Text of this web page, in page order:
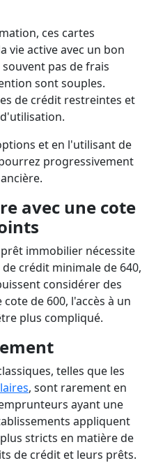
ces cartes
vie active avec un bon
pas de frais
sont souples.
de crédit restreintes et
et en l'utilisant de
progressivement
avec une cote
immobilier nécessite
crédit minimale de 640,
considérer des
cote de 600, l'accès à un
plus compliqué.
telles que les
, sont rarement en
ayant une
appliquent
stricts en matière de
de crédit et leurs prêts.